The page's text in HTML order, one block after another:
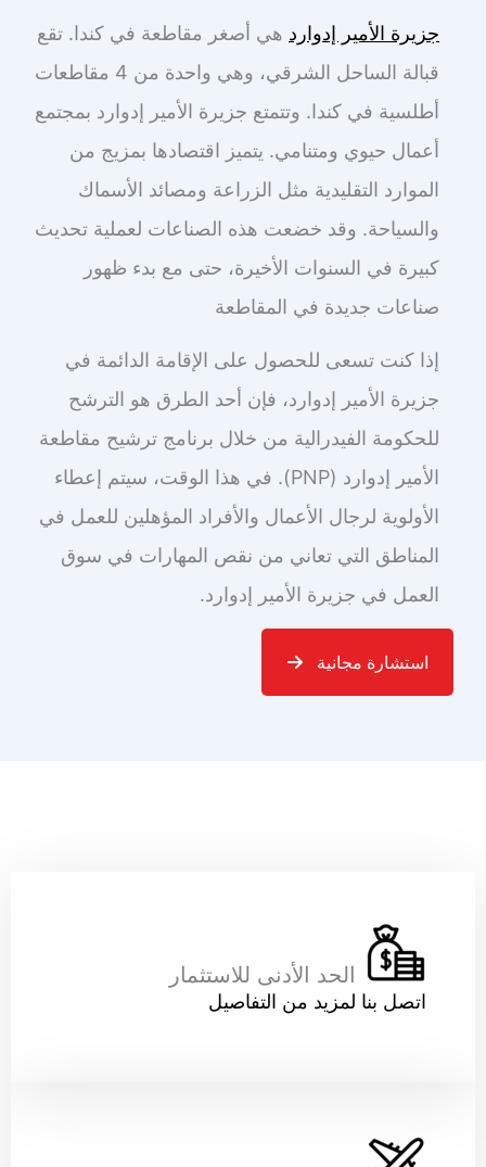
جزيرة الأمير إدوارد هي أصغر مقاطعة في كندا. تقع
قبالة الساحل الشرقي، وهي واحدة من 4 مقاطعات
أطلسية في كندا. وتتمتع جزيرة الأمير إدوارد بمجتمع
أعمال حيوي ومتنامي. يتميز اقتصادها بمزيج من
الموارد التقليدية مثل الزراعة ومصائد الأسماك
والسياحة. وقد خضعت هذه الصناعات لعملية تحديث
كبيرة في السنوات الأخيرة، حتى مع بدء ظهور
صناعات جديدة في المقاطعة
إذا كنت تسعى للحصول على الإقامة الدائمة في
جزيرة الأمير إدوارد، فإن أحد الطرق هو الترشح
للحكومة الفيدرالية من خلال برنامج ترشيح مقاطعة
الأمير إدوارد (PNP). في هذا الوقت، سيتم إعطاء
الأولوية لرجال الأعمال والأفراد المؤهلين للعمل في
المناطق التي تعاني من نقص المهارات في سوق
العمل في جزيرة الأمير إدوارد.
استشارة مجانية
الحد الأدنى للاستثمار
اتصل بنا لمزيد من التفاصيل